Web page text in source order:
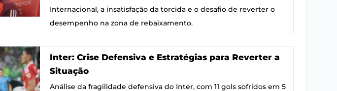
Internacional, a insatisfação da torcida e o desafio de reverter o
desempenho na zona de rebaixamento.
Inter: Crise Defensiva e Estratégias para Reverter a
Situação
Análise da fragilidade defensiva do Inter, com 11 gols sofridos em 5